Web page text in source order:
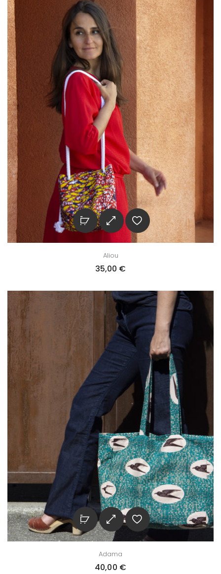
Aliou
35,00 €
Adama
40,00 €